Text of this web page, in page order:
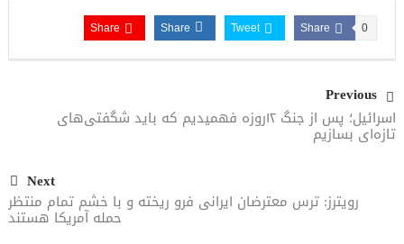
بیایند
حمله احتمالی آمریکا چه شکلی خواهد بود؟ آماده‌باش کامل در
شمال غرب ایران
ترامپ: رهبری حکومت ایران فریبکار و دورویی عجیبی از خود نشان
Share 0
Tweet
Share
Share
Previous
اسرائیل؛ پس از جنگ ۱۲روزه فهمیدیم که باید شگفتی‌های
تازه‌ای بسازیم
Next
رویترز: ترس معترضان ایرانی فرو ریخته و با خشم تمام منتظر
حمله آمریکا هستند